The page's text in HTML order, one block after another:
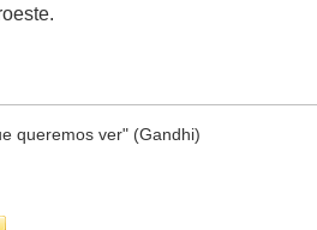
queremos ver" (Gandhi)